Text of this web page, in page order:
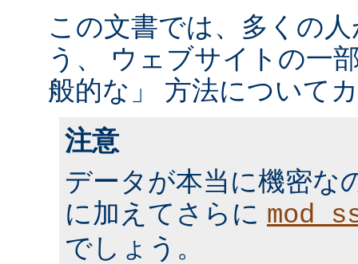
この文書では、多くの
う、 ウェブサイトの一
般的な」 方法について
注意
データが本当に機密な
に加えてさらに
でしょう。